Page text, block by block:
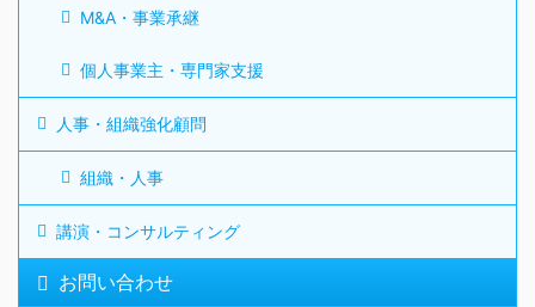
M&A・事業承継
個人事業主・専門家支援
人事・組織強化顧問
組織・人事
講演・コンサルティング
お問い合わせ